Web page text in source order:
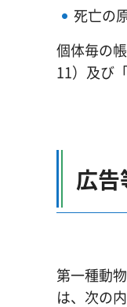
死亡の
個体毎の
11）及び
広告
第一種動
は、次の